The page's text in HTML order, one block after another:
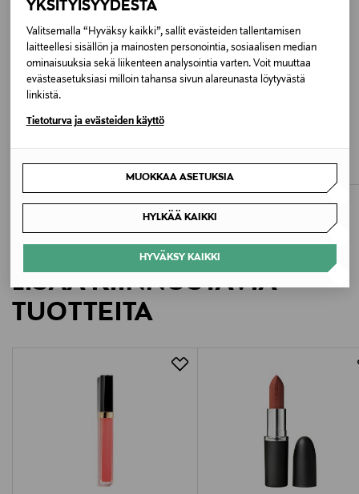
YKSITYISYYDESTÄ
Valitsemalla “Hyväksy kaikki”, sallit evästeiden tallentamisen
laitteellesi sisällön ja mainosten personointia, sosiaalisen median
ominaisuuksia sekä liikenteen analysointia varten. Voit muuttaa
evästeasetuksiasi milloin tahansa sivun alareunasta löytyvästä
linkistä.
Tietoturva ja evästeiden käyttö
MUOKKAA ASETUKSIA
HYLKÄÄ KAIKKI
HYVÄKSY KAIKKI
Käsinpesu 30 °C.
Väri
Vietnam
C11370
Valmistajan osoite
Chantelle 8-10, Rue de Provigny BP 60137 94234
ETUKUPONKITUOTE
LISÄÄ KIINNOSTAVIA
TUOTTEITA